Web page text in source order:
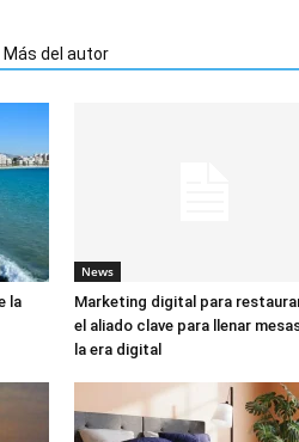
Más del autor
la
News
Marketing digital para
el aliado clave para llenar
la era digital